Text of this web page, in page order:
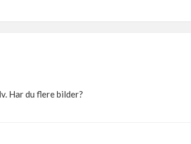
Har du flere bilder?